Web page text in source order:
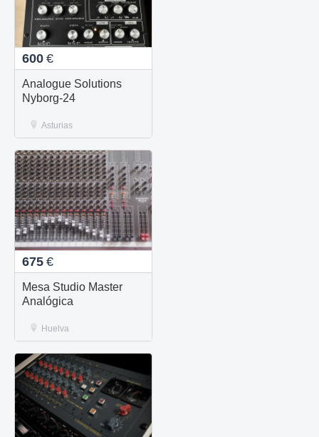
600 €
Analogue Solutions
Nyborg-24
Asturias
675 €
Mesa Studio Master
Analógica
Huelva